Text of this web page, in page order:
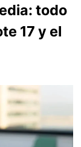
todo
17 y el